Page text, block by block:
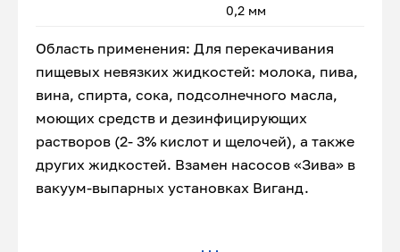
0,2 мм
Область применения: Для перекачивания
пищевых невязких жидкостей: молока, пива,
вина, спирта, сока, подсолнечного масла,
моющих средств и дезинфицирующих
растворов (2- 3% кислот и щелочей), а также
других жидкостей. Взамен насосов «Зива» в
вакуум-выпарных установках Виганд.